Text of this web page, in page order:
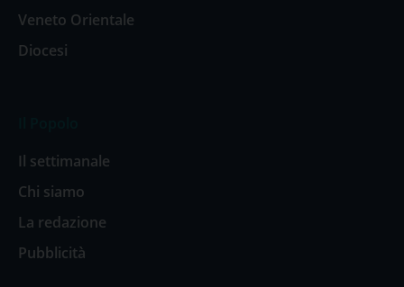
Veneto Orientale
Diocesi
Il settimanale
Chi siamo
La redazione
Pubblicità